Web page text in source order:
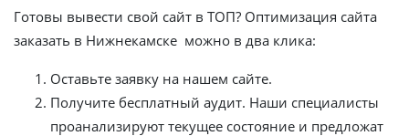
Готовы вывести свой сайт в ТОП? Оптимизация сайта
заказать в Нижнекамске можно в два клика:
Оставьте заявку на нашем сайте.
Получите бесплатный аудит. Наши специалисты
проанализируют текущее состояние и предложат